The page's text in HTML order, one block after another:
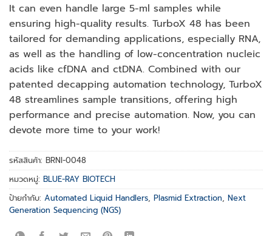
It can even handle large 5-ml samples while
ensuring high-quality results. TurboX 48 has been
tailored for demanding applications, especially RNA,
as well as the handling of low-concentration nucleic
acids like cfDNA and ctDNA. Combined with our
patented decapping automation technology, TurboX
48 streamlines sample transitions, offering high
performance and precise automation. Now, you can
devote more time to your work!
รหัสสินค้า: BRNI-0048
หมวดหมู่: BLUE-RAY BIOTECH
ป้ายกำกับ: Automated Liquid Handlers, Plasmid Extraction, Next
Generation Sequencing (NGS)